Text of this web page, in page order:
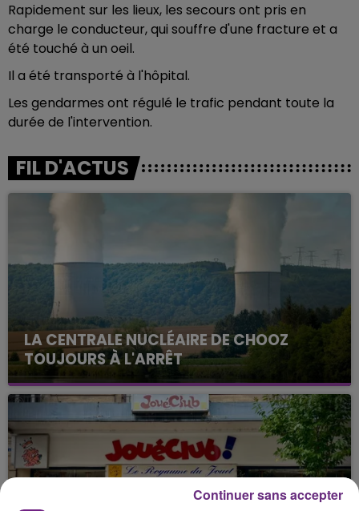
Rapidement sur les lieux, les secours ont pris en
charge le conducteur, qui souffre d'une fracture et a
été touché à un oeil.
Il a été transporté à l'hôpital.
Les gendarmes ont régulé le trafic pendant toute la
durée de l'intervention.
FIL D'ACTUS
LA CENTRALE NUCLÉAIRE DE CHOOZ
TOUJOURS À L'ARRÊT
Cela fait déjà une semaine que la centrale
nucléaire ardennaise est à l'arrêt. Une situation
justifiée par la sécheresse intense qui est toujours
présente.
Continuer sans accepter